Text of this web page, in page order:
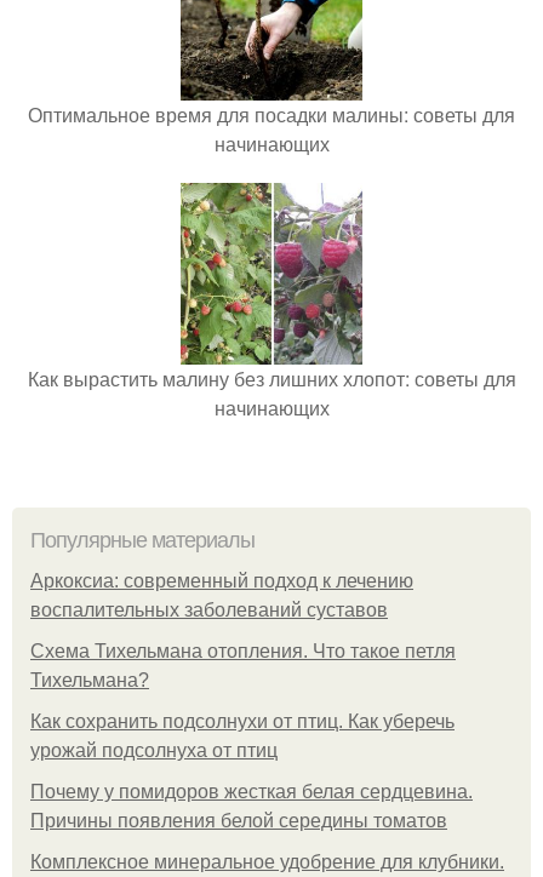
Оптимальное время для посадки малины: советы для
начинающих
Как вырастить малину без лишних хлопот: советы для
начинающих
Популярные материалы
Аркоксиа: современный подход к лечению
воспалительных заболеваний суставов
Схема Тихельмана отопления. Что такое петля
Тихельмана?
Как сохранить подсолнухи от птиц. Как уберечь
урожай подсолнуха от птиц
Почему у помидоров жесткая белая сердцевина.
Причины появления белой середины томатов
Комплексное минеральное удобрение для клубники.